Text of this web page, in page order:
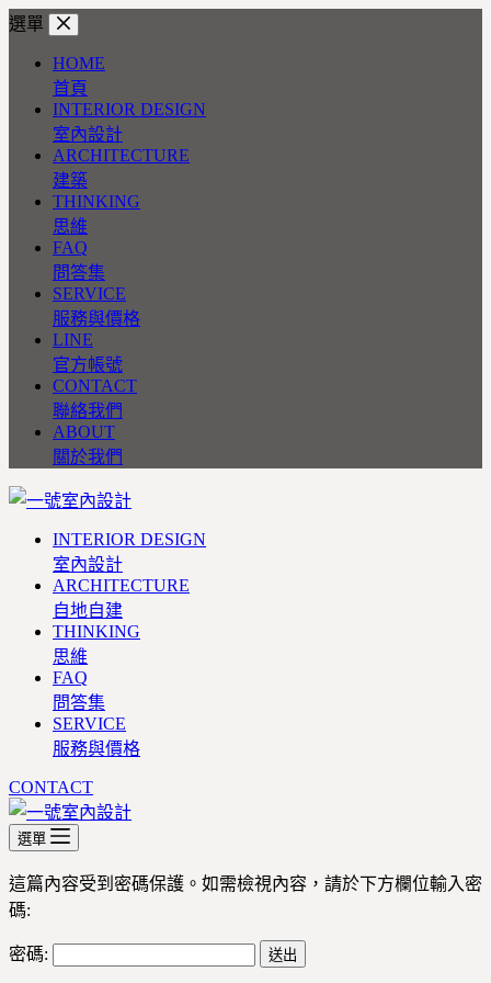
跳
選單
HOME
首頁
INTERIOR DESIGN
室內設計
ARCHITECTURE
建築
THINKING
思維
FAQ
問答集
SERVICE
服務與價格
LINE
官方帳號
CONTACT
聯絡我們
ABOUT
關於我們
INTERIOR DESIGN
室內設計
ARCHITECTURE
自地自建
THINKING
思維
FAQ
問答集
SERVICE
服務與價格
CONTACT
選單
這篇內容受到密碼保護。如需檢視內容，請於下方欄位輸入密
碼:
密碼: